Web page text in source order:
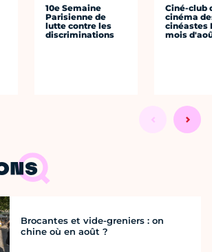
10e Semaine
Parisienne de
lutte contre les
discriminations
Ciné-club
cinéma
cinéastes
mois
Brocantes et vide-greniers : on
chine où en août ?